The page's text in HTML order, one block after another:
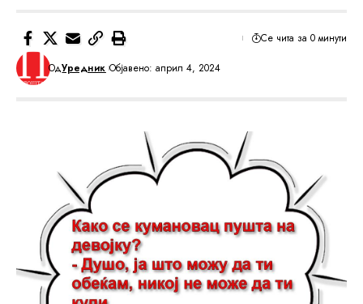
ОдУредник Објавено: април 4, 2024
Се чита за 0 минути